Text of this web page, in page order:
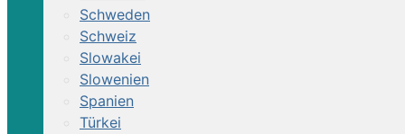
Schweden
Schweiz
Slowakei
Slowenien
Spanien
Türkei